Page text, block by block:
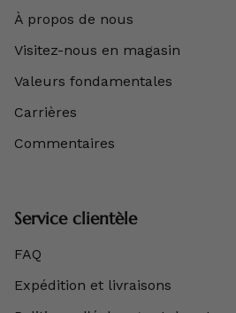
À propos de nous
Visitez-nous en magasin
Valeurs fondamentales
Carrières
Commentaires
Service clientèle
FAQ
Expédition et livraisons